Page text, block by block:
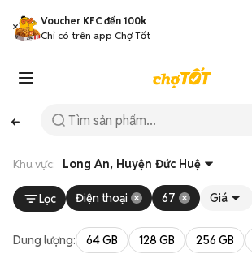
Voucher KFC đến 100k
Chỉ có trên app Chợ Tốt
Khu vực: Long An, Huyện Đức Huệ
Lọc Điện thoại 67 Giá
Dung lượng: 64 GB 128 GB 256 GB